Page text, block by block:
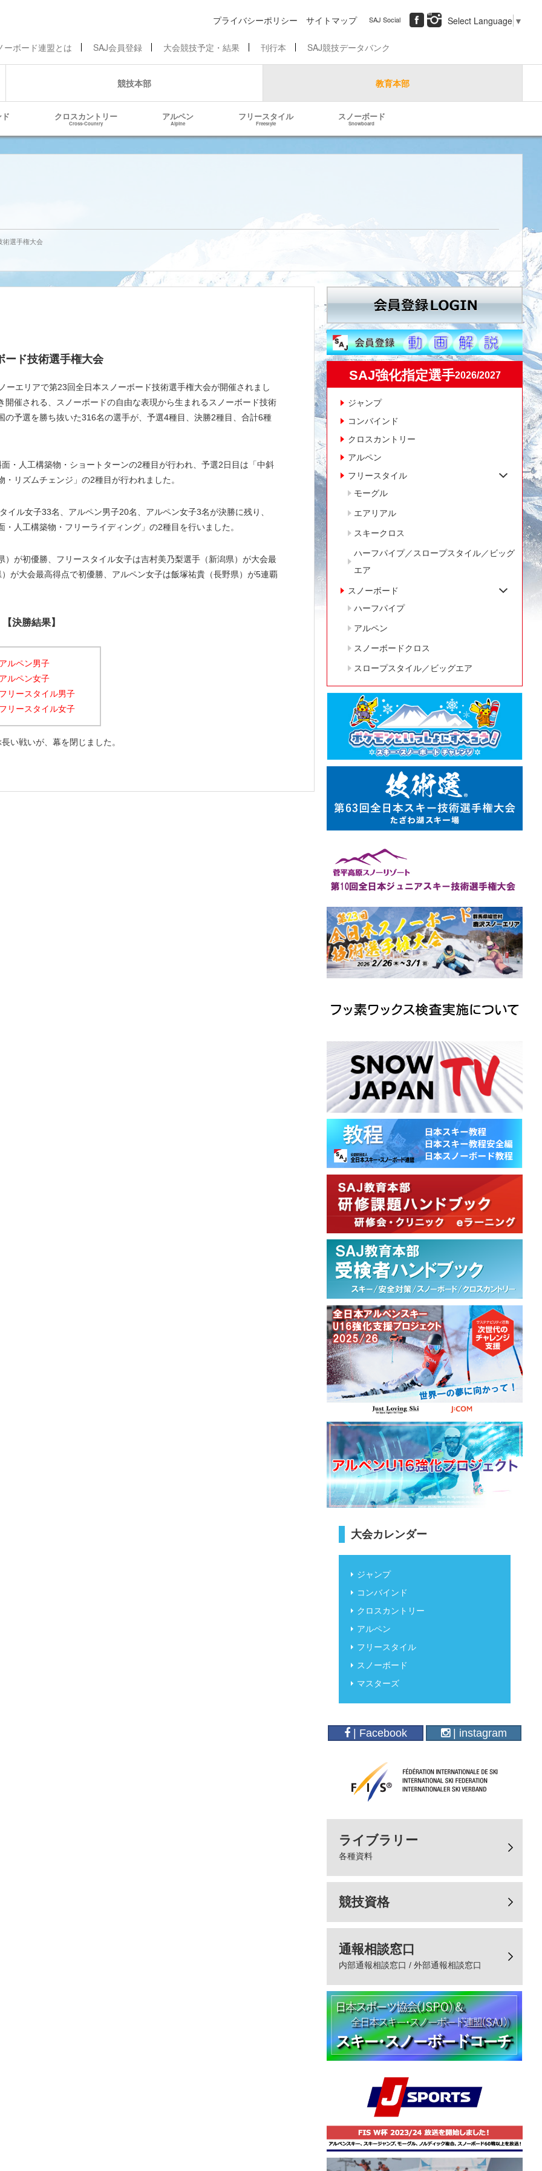
プライバシーポリシー サイトマップ SAJ Social Select Language ▼
ーボード連盟とは SAJ会員登録 大会競技予定・結果 刊行本 SAJ競技データバンク
競技本部 教育本部
クロスカントリー
Cross-Country
アルペン
Alpine
フリースタイル
Freestyle
スノーボード
Snowboard
術選手権大会
ド技術選手権大会
エリアで第23回全日本スノーボード技術選手権大会が開催されまし
催される、スノーボードの自由な表現から生まれるスノーボード技術
予選を勝ち抜いた316名の選手が、予選4種目、決勝2種目、合計6種
・人工構築物・ショートターンの2種目が行われ、予選2日目は「中斜
リズムチェンジ」の2種目が行われました。
ル女子33名、アルペン男子20名、アルペン女子3名が決勝に残り、
人工構築物・フリーライディング」の2種目を行いました。
が初優勝、フリースタイル女子は吉村美乃梨選手（新潟県）が大会最
が大会最高得点で初優勝、アルペン女子は飯塚祐貴（長野県）が5連覇
【決勝結果】
ルペン男子
ルペン女子
リースタイル男子
リースタイル女子
い戦いが、幕を閉じました。
SAJ強化指定選手2026/2027
ジャンプ
コンバインド
クロスカントリー
アルペン
フリースタイル
モーグル
エアリアル
スキークロス
ハーフパイプ／スロープスタイル／ビッグ
エア
スノーボード
ハーフパイプ
アルペン
スノーボードクロス
スロープスタイル／ビッグエア
大会カレンダー
ジャンプ
コンバインド
クロスカントリー
アルペン
フリースタイル
スノーボード
マスターズ
| Facebook | instagram
ライブラリー
各種資料
競技資格
通報相談窓口
内部通報相談窓口 / 外部通報相談窓口